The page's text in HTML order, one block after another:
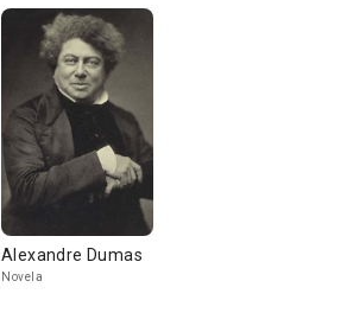
Alexandre Dumas
Novela